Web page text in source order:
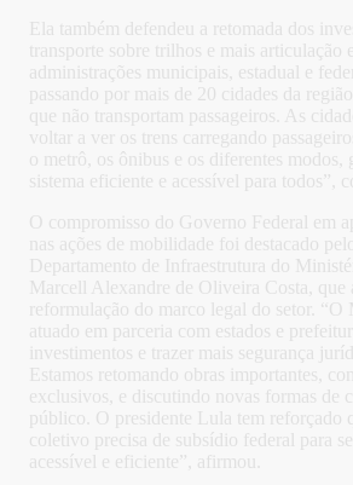
Ela também defendeu a retomada dos
transporte sobre trilhos e mais articulação
administrações municipais, estadual e
passando por mais de 20 cidades da
que não transportam passageiros. As
voltar a ver os trens carregando
o metrô, os ônibus e os diferentes modos,
sistema eficiente e acessível para todos”,
O compromisso do Governo Federal em
nas ações de mobilidade foi destacado
Departamento de Infraestrutura do
Marcell Alexandre de Oliveira Costa, que
reformulação do marco legal do setor.
atuado em parceria com estados e
investimentos e trazer mais segurança
Estamos retomando obras importantes,
exclusivos, e discutindo novas formas de
público. O presidente Lula tem reforçado
coletivo precisa de subsídio federal para
acessível e eficiente”, afirmou.